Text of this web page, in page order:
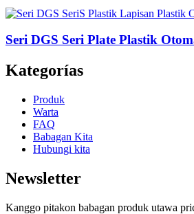
Seri DGS Seri Plate Plastik
Kategorías
Produk
Warta
FAQ
Babagan Kita
Hubungi kita
Newsletter
Kanggo pitakon babagan produk utawa